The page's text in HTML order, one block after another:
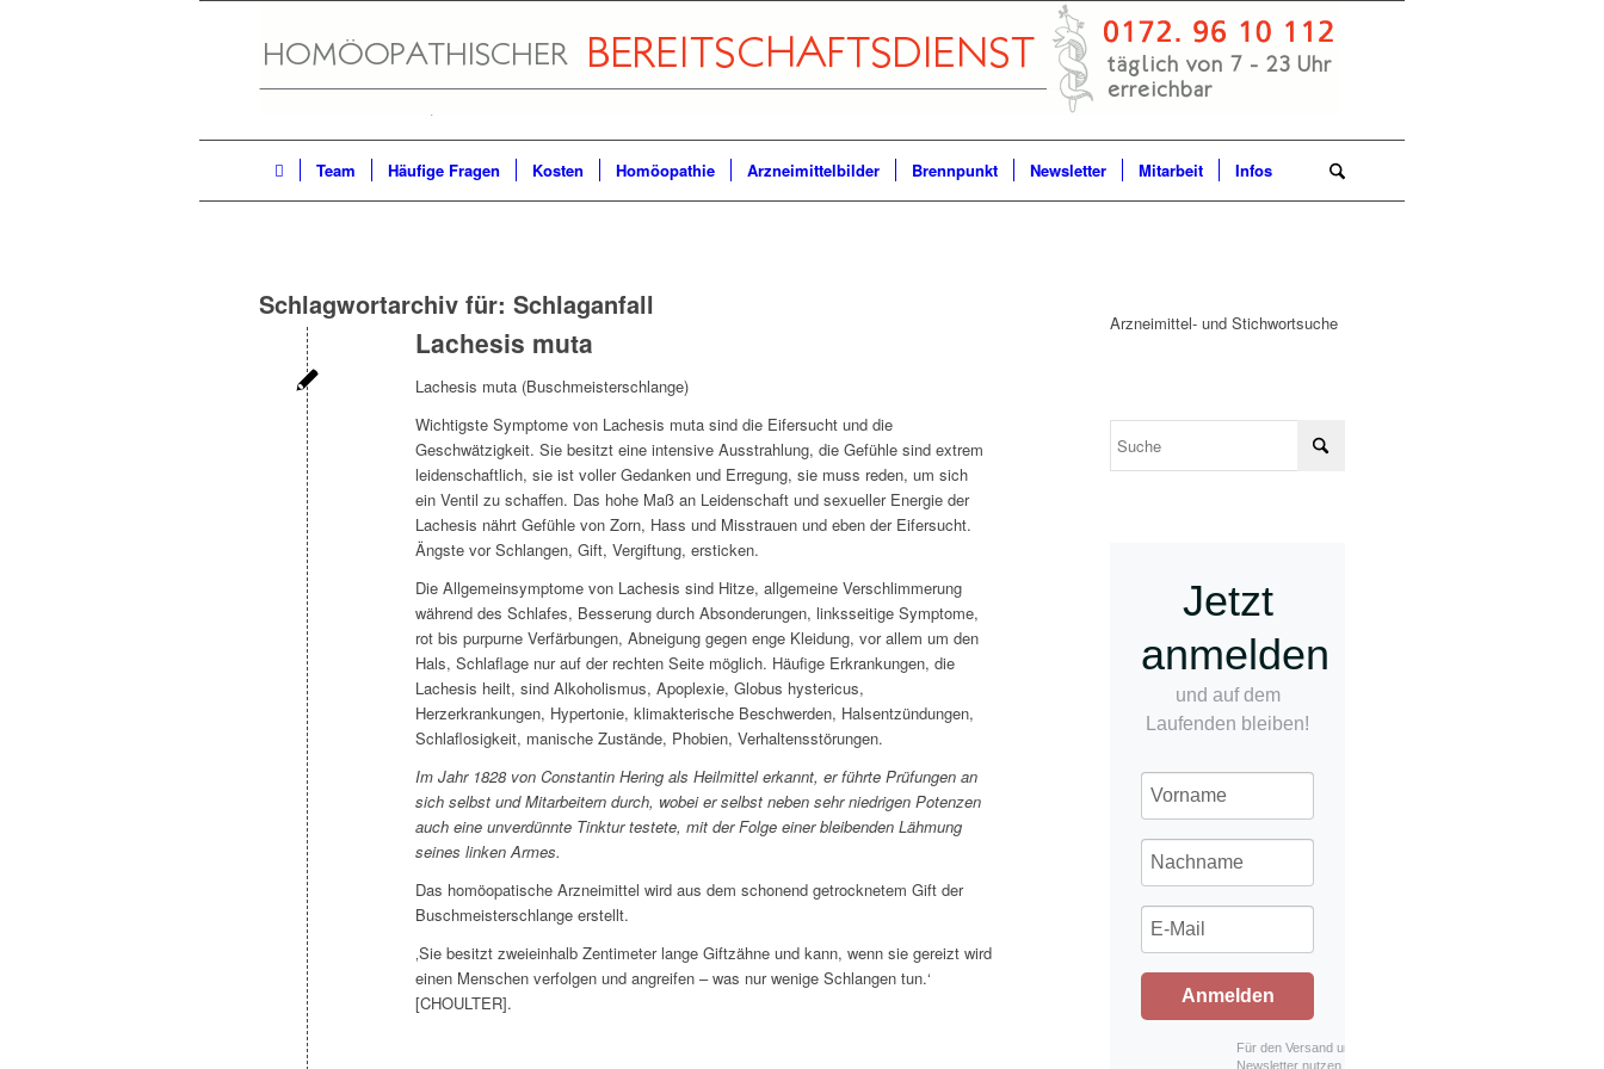
Team Häufige Fragen Kosten Homöopathie Arzneimittelbilder Brennpunkt Newsletter Mitarbeit Infos
Schlagwortarchiv für: Schlaganfall
Lachesis muta
Lachesis muta (Buschmeisterschlange)
Wichtigste Symptome von Lachesis muta sind die Eifersucht und die
Geschwätzigkeit. Sie besitzt eine intensive Ausstrahlung, die Gefühle sind extrem
leidenschaftlich, sie ist voller Gedanken und Erregung, sie muss reden, um sich
ein Ventil zu schaffen. Das hohe Maß an Leidenschaft und sexueller Energie der
Lachesis nährt Gefühle von Zorn, Hass und Misstrauen und eben der Eifersucht.
Ängste vor Schlangen, Gift, Vergiftung, ersticken.
Die Allgemeinsymptome von Lachesis sind Hitze, allgemeine Verschlimmerung
während des Schlafes, Besserung durch Absonderungen, linksseitige Symptome,
rot bis purpurne Verfärbungen, Abneigung gegen enge Kleidung, vor allem um den
Hals, Schlaflage nur auf der rechten Seite möglich. Häufige Erkrankungen, die
Lachesis heilt, sind Alkoholismus, Apoplexie, Globus hystericus,
Herzerkrankungen, Hypertonie, klimakterische Beschwerden, Halsentzündungen,
Schlaflosigkeit, manische Zustände, Phobien, Verhaltensstörungen.
Im Jahr 1828 von Constantin Hering als Heilmittel erkannt, er führte Prüfungen an
sich selbst und Mitarbeitern durch, wobei er selbst neben sehr niedrigen Potenzen
auch eine unverdünnte Tinktur testete, mit der Folge einer bleibenden Lähmung
seines linken Armes.
Das homöopatische Arzneimittel wird aus dem schonend getrocknetem Gift der
Buschmeisterschlange erstellt.
‚Sie besitzt zweieinhalb Zentimeter lange Giftzähne und kann, wenn sie gereizt wird
einen Menschen verfolgen und angreifen – was nur wenige Schlangen tun.‘
[CHOULTER].
Arzneimittel- und Stichwortsuche
Jetzt
anmelden
und auf dem
Laufenden bleiben!
Anmelden
Für den Versand unserer
Newsletter nutzen wir